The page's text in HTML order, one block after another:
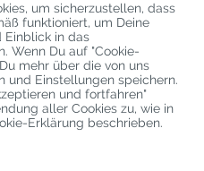
um sicherzustellen, dass
funktioniert, um Deine
Einblick in das
Wenn Du auf "Cookie-
mehr über die von uns
und Einstellungen speichern.
und fortfahren"
aller Cookies zu, wie in
Erklärung beschrieben.
Last updated 10-08-2026
8. Hanover, 30159, Deutschland
NL860644923B01